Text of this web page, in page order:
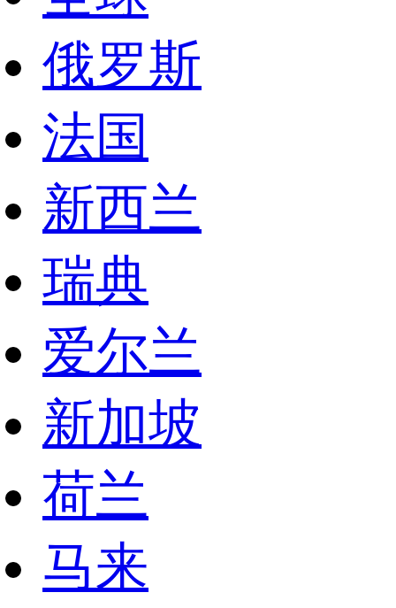
俄罗斯
法国
新西兰
瑞典
爱尔兰
新加坡
荷兰
马来